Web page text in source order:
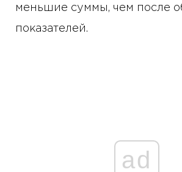
меньшие суммы, чем после
показателей.
ad